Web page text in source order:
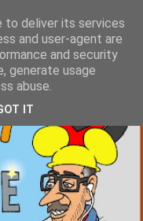
to deliver its services
and user-agent are
and security
generate usage
abuse.
IT